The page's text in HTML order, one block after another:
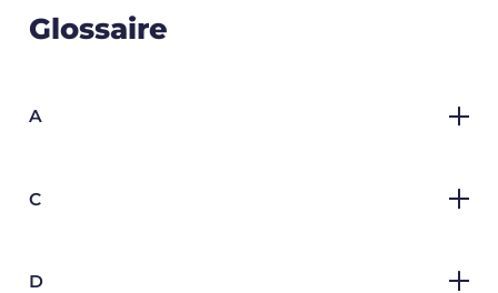
Glossaire
A
C
D